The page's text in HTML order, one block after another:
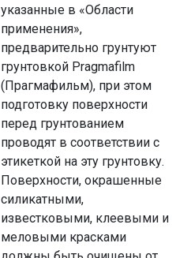
указанные в «Области
применения»,
предварительно грунтуют
грунтовкой Pragmafilm
(Прагмафильм), при этом
подготовку поверхности
перед грунтованием
проводят в соответствии с
этикеткой на эту грунтовку.
Поверхности, окрашенные
силикатными,
известковыми, клеевыми и
меловыми красками